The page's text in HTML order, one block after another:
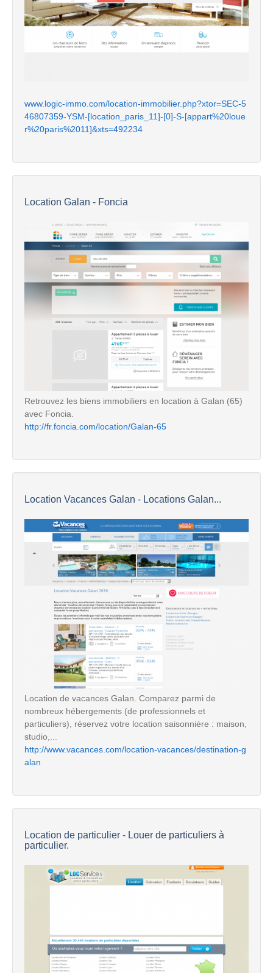
www.logic-immo.com/location-immobilier.php?xtor=SEC-5
46807359-YSM-[location_paris_11]-[0]-S-[appart%20loue
r%20paris%2011]&xts=492234
Location Galan - Foncia
Retrouvez les biens immobiliers en location à Galan (65)
avec Foncia.
http://fr.foncia.com/location/Galan-65
Location Vacances Galan - Locations Galan...
Location de vacances Galan. Comparez parmi de
nombreux hébergements (de professionnels et
particuliers), réservez votre location saisonnière : maison,
studio,...
http://www.vacances.com/location-vacances/destination-g
alan
Location de particulier - Louer de particuliers à
particulier.